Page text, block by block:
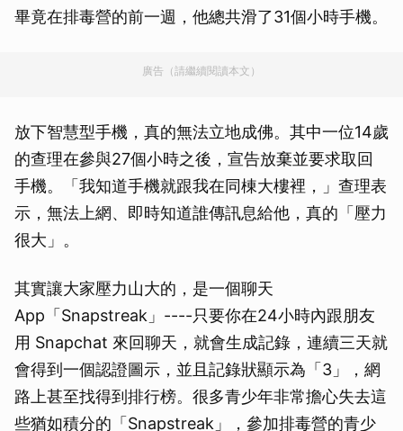
畢竟在排毒營的前一週，他總共滑了31個小時手機。
廣告（請繼續閱讀本文）
放下智慧型手機，真的無法立地成佛。其中一位14歲
的查理在參與27個小時之後，宣告放棄並要求取回
手機。「我知道手機就跟我在同棟大樓裡，」查理表
示，無法上網、即時知道誰傳訊息給他，真的「壓力
很大」。
其實讓大家壓力山大的，是一個聊天
App「Snapstreak」----只要你在24小時內跟朋友
用 Snapchat 來回聊天，就會生成記錄，連續三天就
會得到一個認證圖示，並且記錄狀顯示為「3」，網
路上甚至找得到排行榜。很多青少年非常擔心失去這
些猶如積分的「Snapstreak」，參加排毒營的青少